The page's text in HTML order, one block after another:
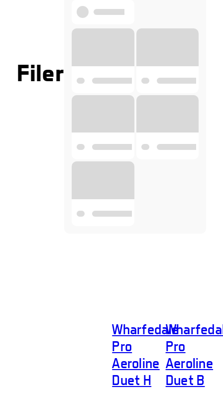
Filer
Wharfedale
Pro
Aeroline
Duet H
Pro
Aeroline
Duet B